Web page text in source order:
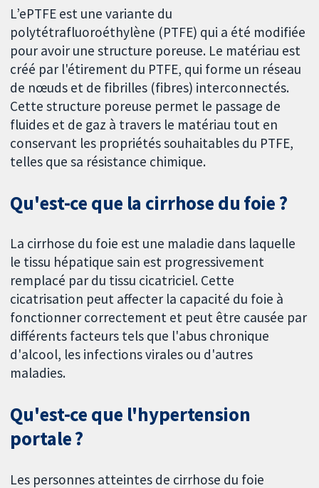
L’ePTFE est une variante du
polytétrafluoroéthylène (PTFE) qui a été modifiée
pour avoir une structure poreuse. Le matériau est
créé par l'étirement du PTFE, qui forme un réseau
de nœuds et de fibrilles (fibres) interconnectés.
Cette structure poreuse permet le passage de
fluides et de gaz à travers le matériau tout en
conservant les propriétés souhaitables du PTFE,
telles que sa résistance chimique.
Qu'est-ce que la cirrhose du foie ?
La cirrhose du foie est une maladie dans laquelle
le tissu hépatique sain est progressivement
remplacé par du tissu cicatriciel. Cette
cicatrisation peut affecter la capacité du foie à
fonctionner correctement et peut être causée par
différents facteurs tels que l'abus chronique
d'alcool, les infections virales ou d'autres
maladies.
Qu'est-ce que l'hypertension
portale ?
Les personnes atteintes de cirrhose du foie